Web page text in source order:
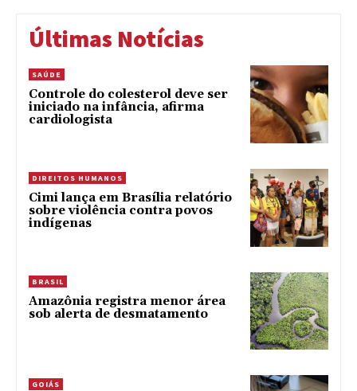
Últimas Notícias
SAÚDE
Controle do colesterol deve ser
iniciado na infância, afirma
cardiologista
DIREITOS HUMANOS
Cimi lança em Brasília relatório
sobre violência contra povos
indígenas
BRASIL
Amazônia registra menor área
sob alerta de desmatamento
GOIÁS